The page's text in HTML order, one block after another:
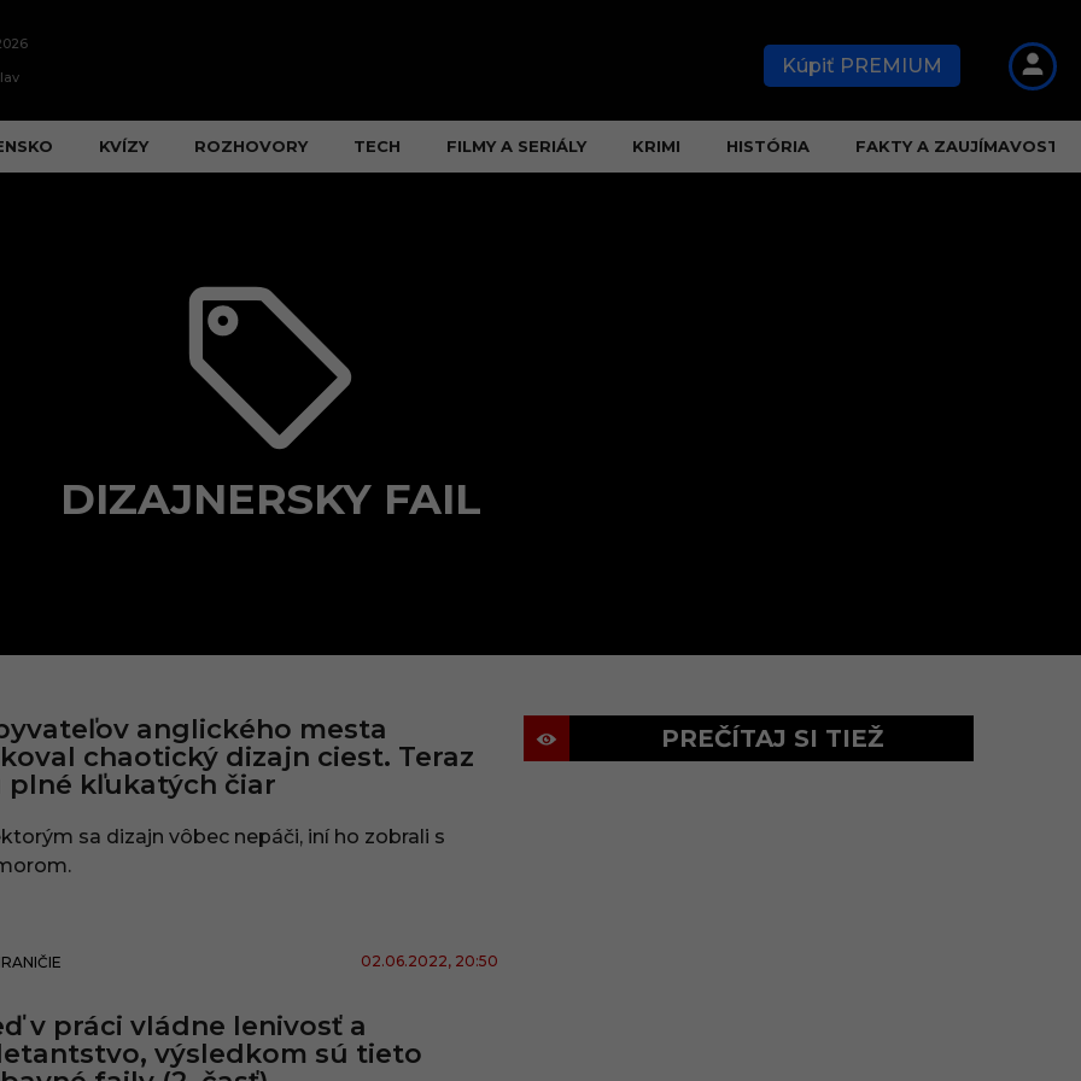
Kúpiť PREMIUM
KVÍZY ROZHOVORY TECH FILMY A SERIÁLY KRIMI HISTÓRIA FAKTY A ZAUJÍMAVOSTI
DIZAJNERSKY FAIL
anglického mesta
chaotický dizajn ciest. Teraz
plné kľukatých čiar
sa dizajn vôbec nepáči, iní ho zobrali s
02.06.2022, 20:50
v práci vládne lenivosť a
výsledkom sú tieto
PREČÍTAJ SI TIEŽ